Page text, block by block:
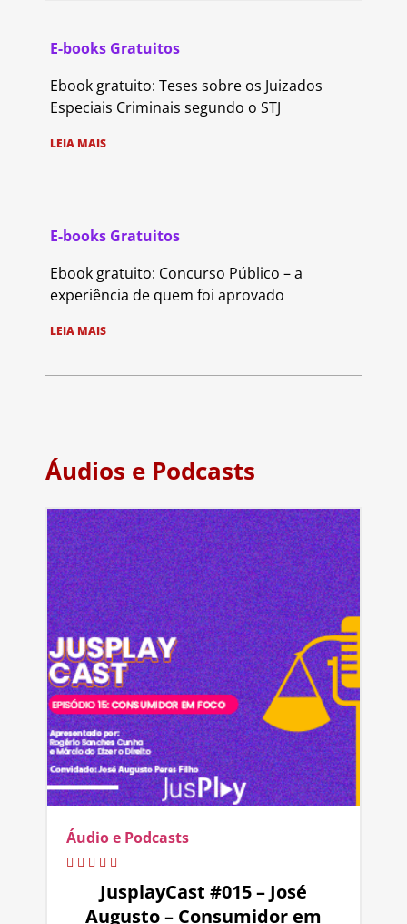
E-books Gratuitos
Ebook gratuito: Teses sobre os Juizados
Especiais Criminais segundo o STJ
LEIA MAIS
E-books Gratuitos
Ebook gratuito: Concurso Público – a
experiência de quem foi aprovado
LEIA MAIS
Áudios e Podcasts
Áudio e Podcasts
JusplayCast #015 – José
Augusto – Consumidor em